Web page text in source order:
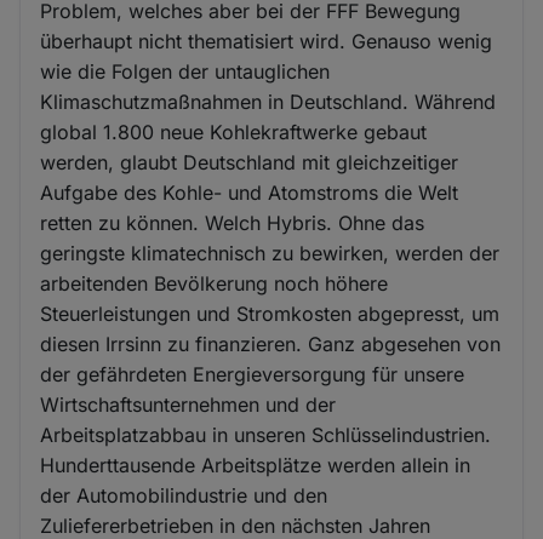
Problem, welches aber bei der FFF Bewegung
überhaupt nicht thematisiert wird. Genauso wenig
wie die Folgen der untauglichen
Klimaschutzmaßnahmen in Deutschland. Während
global 1.800 neue Kohlekraftwerke gebaut
werden, glaubt Deutschland mit gleichzeitiger
Aufgabe des Kohle- und Atomstroms die Welt
retten zu können. Welch Hybris. Ohne das
geringste klimatechnisch zu bewirken, werden der
arbeitenden Bevölkerung noch höhere
Steuerleistungen und Stromkosten abgepresst, um
diesen Irrsinn zu finanzieren. Ganz abgesehen von
der gefährdeten Energieversorgung für unsere
Wirtschaftsunternehmen und der
Arbeitsplatzabbau in unseren Schlüsselindustrien.
Hunderttausende Arbeitsplätze werden allein in
der Automobilindustrie und den
Zuliefererbetrieben in den nächsten Jahren